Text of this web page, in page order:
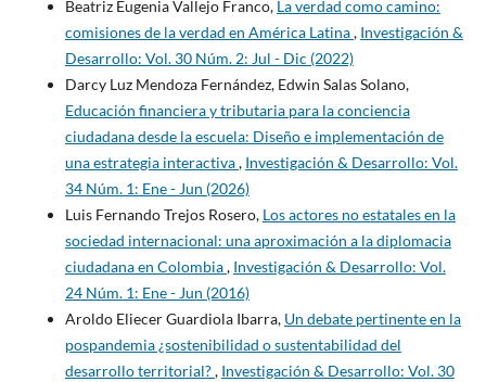
Beatriz Eugenia Vallejo Franco, La verdad como camino:
comisiones de la verdad en América Latina, Investigación &
Desarrollo: Vol. 30 Núm. 2: Jul - Dic (2022)
Darcy Luz Mendoza Fernández, Edwin Salas Solano,
Educación financiera y tributaria para la conciencia
ciudadana desde la escuela: Diseño e implementación de
una estrategia interactiva, Investigación & Desarrollo: Vol.
34 Núm. 1: Ene - Jun (2026)
Luis Fernando Trejos Rosero, Los actores no estatales en la
sociedad internacional: una aproximación a la diplomacia
ciudadana en Colombia, Investigación & Desarrollo: Vol.
24 Núm. 1: Ene - Jun (2016)
Aroldo Eliecer Guardiola Ibarra, Un debate pertinente en la
pospandemia ¿sostenibilidad o sustentabilidad del
desarrollo territorial?, Investigación & Desarrollo: Vol. 30